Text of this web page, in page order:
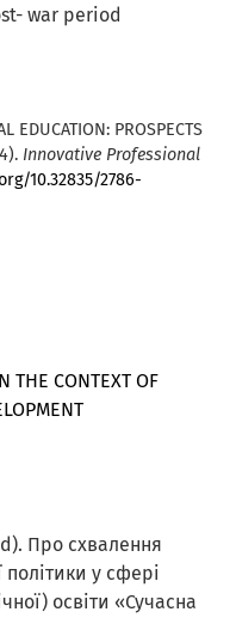
war period
THE CONTEXT OF
EDUCATION: PROSPECTS
Innovative Professional
10.32835/2786-
Про схвалення
політики у сфері
освіти «Сучасна